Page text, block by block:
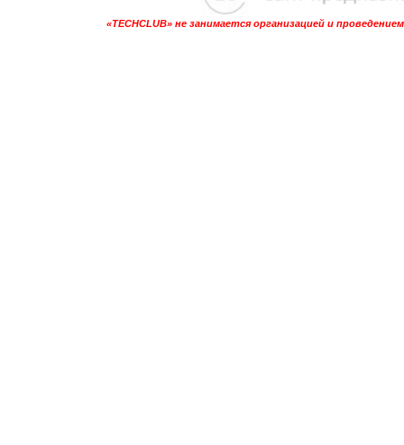
«TECHCLUB» не занимается организацией и